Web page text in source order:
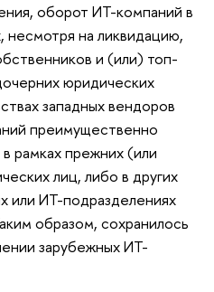
оборот ИТ-компаний в
на ликвидацию,
и (или) топ-
юридических
западных вендоров
преимущественно
рамках прежних (или
лиц, либо в других
или ИТ-подразделениях
образом, сохранилось
зарубежных ИТ-